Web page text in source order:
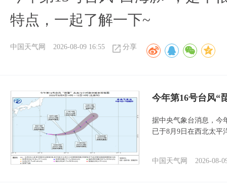
特点，一起了解一下~
中国天气网 2026-08-09 16:55 分享
今年第16号台风“
据中央气象台消息，今
已于8月9日在西北太平
中国天气网 2026-08-